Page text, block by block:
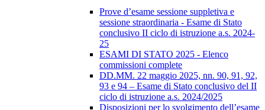
Prove d’esame sessione suppletiva e
sessione straordinaria - Esame di Stato
conclusivo II ciclo di istruzione a.s. 2024-
25
ESAMI DI STATO 2025 - Elenco
commissioni complete
DD.MM. 22 maggio 2025, nn. 90, 91, 92,
93 e 94 – Esame di Stato conclusivo del II
ciclo di istruzione a.s. 2024/2025
Disposizioni per lo svolgimento dell’esame